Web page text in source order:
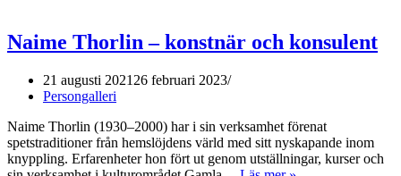
och
konstknypplare
Naime Thorlin – konstnär och konsulent
21 augusti 2021 26 februari 2023
Persongalleri
Naime Thorlin (1930–2000) har i sin verksamhet förenat
spetstraditioner från hemslöjdens värld med sitt nyskapande inom
knyppling. Erfarenheter hon fört ut genom utställningar, kurser och